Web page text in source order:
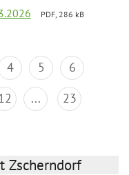
PDF, 286 kB
4 5
6
... 23
Zscherndorf